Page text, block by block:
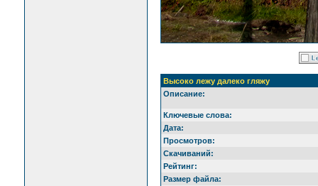
Высоко лежу далеко гляжу
Описание:
Ключевые слова:
Дата:
Просмотров:
Скачиваний:
Рейтинг:
Размер файла: